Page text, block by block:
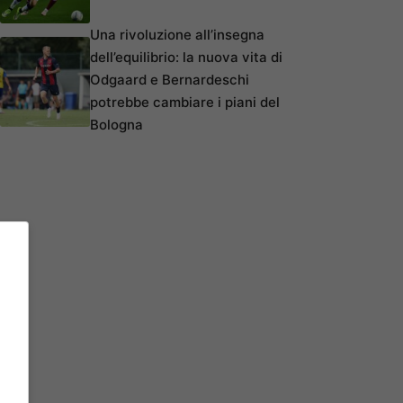
Una rivoluzione all’insegna
dell’equilibrio: la nuova vita di
Odgaard e Bernardeschi
potrebbe cambiare i piani del
Bologna